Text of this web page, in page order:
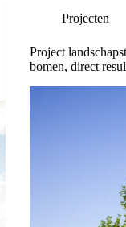
Projecten
Project
bomen, direct